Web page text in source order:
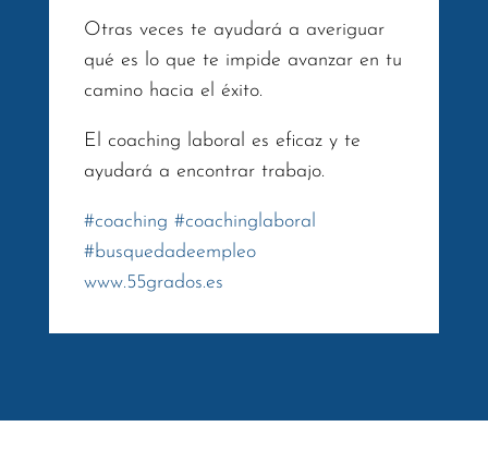
Otras veces te ayudará a averiguar
qué es lo que te impide avanzar en tu
camino hacia el éxito.
El coaching laboral es eficaz y te
ayudará a encontrar trabajo.
#coaching #coachinglaboral
#busquedadeempleo
www.55grados.es